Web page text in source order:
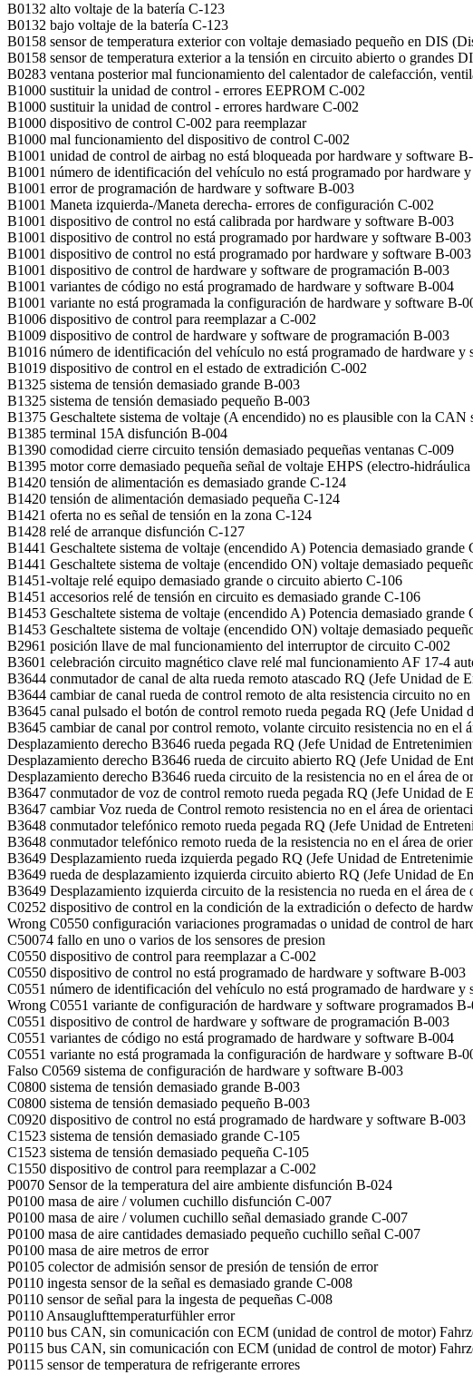
B0132 alto voltaje de la batería C-123
B0132 bajo voltaje de la batería C-123
B0158 sensor de temperatura exterior con voltaje demasiado pequeño en DIS
B0158 sensor de temperatura exterior a la tensión en circuito abierto o grandes
B0283 ventana posterior mal funcionamiento del calentador de calefacción,
B1000 sustituir la unidad de control - errores EEPROM C-002
B1000 sustituir la unidad de control - errores hardware C-002
B1000 dispositivo de control C-002 para reemplazar
B1000 mal funcionamiento del dispositivo de control C-002
B1001 unidad de control de airbag no está bloqueada por hardware y software
B1001 número de identificación del vehículo no está programado por hardware
B1001 error de programación de hardware y software B-003
B1001 Maneta izquierda-/Maneta derecha- errores de configuración C-002
B1001 dispositivo de control no está calibrada por hardware y software B-003
B1001 dispositivo de control no está programado por hardware y software B-003
B1001 dispositivo de control no está programado por hardware y software B-003
B1001 dispositivo de control de hardware y software de programación B-003
B1001 variantes de código no está programado de hardware y software B-004
B1001 variante no está programada la configuración de hardware y software B-
B1006 dispositivo de control para reemplazar a C-002
B1009 dispositivo de control de hardware y software de programación B-003
B1016 número de identificación del vehículo no está programado de hardware y
B1019 dispositivo de control en el estado de extradición C-002
B1325 sistema de tensión demasiado grande B-003
B1325 sistema de tensión demasiado pequeño B-003
B1375 Geschaltete sistema de voltaje (A encendido) no es plausible con la CAN
B1385 terminal 15A disfunción B-004
B1390 comodidad cierre circuito tensión demasiado pequeñas ventanas C-009
B1395 motor corre demasiado pequeña señal de voltaje EHPS (electro-
B1420 tensión de alimentación es demasiado grande C-124
B1420 tensión de alimentación demasiado pequeña C-124
B1421 oferta no es señal de tensión en la zona C-124
B1428 relé de arranque disfunción C-127
B1441 Geschaltete sistema de voltaje (encendido A) Potencia demasiado grande
B1441 Geschaltete sistema de voltaje (encendido ON) voltaje demasiado
B1451-voltaje relé equipo demasiado grande o circuito abierto C-106
B1451 accesorios relé de tensión en circuito es demasiado grande C-106
B1453 Geschaltete sistema de voltaje (encendido A) Potencia demasiado grande
B1453 Geschaltete sistema de voltaje (encendido ON) voltaje demasiado
B2961 posición llave de mal funcionamiento del interruptor de circuito C-002
B3601 celebración circuito magnético clave relé mal funcionamiento AF 17-4
B3644 conmutador de canal de alta rueda remoto atascado RQ (Jefe Unidad de
B3644 cambiar de canal rueda de control remoto de alta resistencia circuito no
B3645 canal pulsado el botón de control remoto rueda pegada RQ (Jefe Unidad
B3645 cambiar de canal por control remoto, volante circuito resistencia no en
Desplazamiento derecho B3646 rueda pegada RQ (Jefe Unidad de
Desplazamiento derecho B3646 rueda de circuito abierto RQ (Jefe Unidad de
Desplazamiento derecho B3646 rueda circuito de la resistencia no en el área
B3647 conmutador de voz de control remoto rueda pegada RQ (Jefe Unidad de
B3647 cambiar Voz rueda de Control remoto resistencia no en el área de
B3648 conmutador telefónico remoto rueda pegada RQ (Jefe Unidad de
B3648 conmutador telefónico remoto rueda de la resistencia no en el área de
B3649 Desplazamiento rueda izquierda pegado RQ (Jefe Unidad de
B3649 rueda de desplazamiento izquierda circuito abierto RQ (Jefe Unidad de
B3649 Desplazamiento izquierda circuito de la resistencia no rueda en el área
C0252 dispositivo de control en la condición de la extradición o defecto de
Wrong C0550 configuración variaciones programadas o unidad de control de
C50074 fallo en uno o varios de los sensores de presion
C0550 dispositivo de control para reemplazar a C-002
C0550 dispositivo de control no está programado de hardware y software B-003
C0551 número de identificación del vehículo no está programado de hardware y
Wrong C0551 variante de configuración de hardware y software programados
C0551 dispositivo de control de hardware y software de programación B-003
C0551 variantes de código no está programado de hardware y software B-004
C0551 variante no está programada la configuración de hardware y software B-
Falso C0569 sistema de configuración de hardware y software B-003
C0800 sistema de tensión demasiado grande B-003
C0800 sistema de tensión demasiado pequeño B-003
C0920 dispositivo de control no está programado de hardware y software B-003
C1523 sistema de tensión demasiado grande C-105
C1523 sistema de tensión demasiado pequeña C-105
C1550 dispositivo de control para reemplazar a C-002
P0070 Sensor de la temperatura del aire ambiente disfunción B-024
P0100 masa de aire / volumen cuchillo disfunción C-007
P0100 masa de aire / volumen cuchillo señal demasiado grande C-007
P0100 masa de aire cantidades demasiado pequeño cuchillo señal C-007
P0100 masa de aire metros de error
P0105 colector de admisión sensor de presión de tensión de error
P0110 ingesta sensor de la señal es demasiado grande C-008
P0110 sensor de señal para la ingesta de pequeñas C-008
P0110 Ansauglufttemperaturfühler error
P0110 bus CAN, sin comunicación con ECM (unidad de control de motor)
P0115 bus CAN, sin comunicación con ECM (unidad de control de motor)
P0115 sensor de temperatura de refrigerante errores